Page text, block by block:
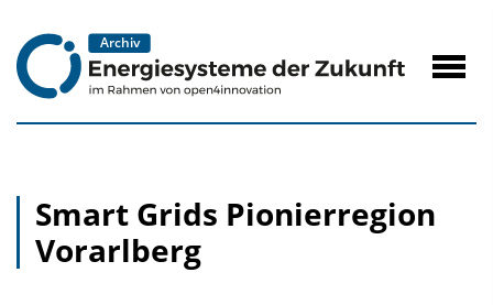
Inhalt
Smart Grids Pionierregion
Vorarlberg